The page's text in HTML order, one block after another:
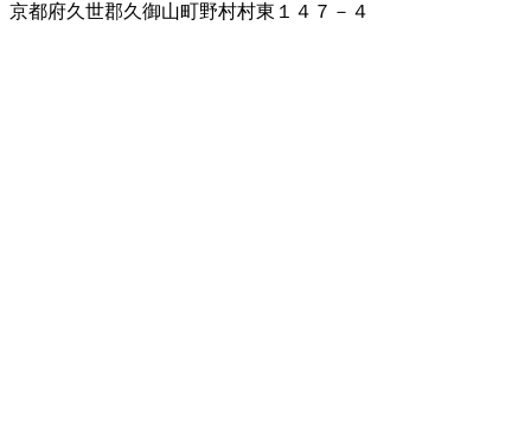
京都府久世郡久御山町野村村東１４７－４